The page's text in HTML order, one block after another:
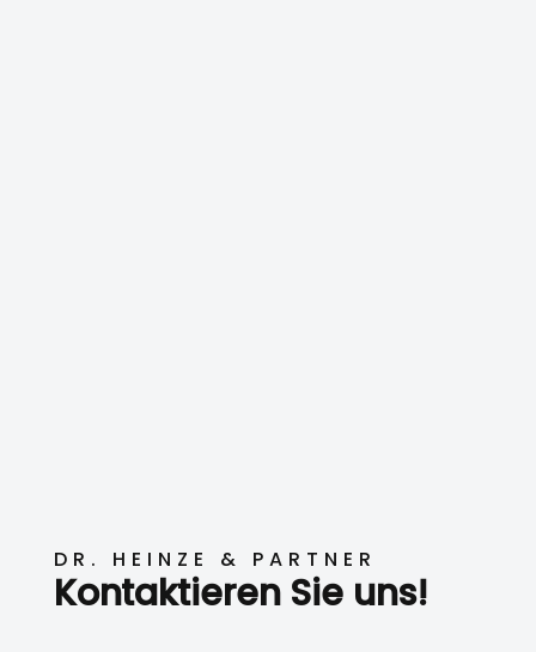
DR. HEINZE & PARTNER
Kontaktieren Sie uns!